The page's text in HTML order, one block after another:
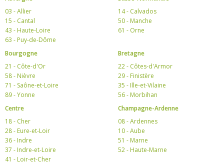
03 - Allier
15 - Cantal
43 - Haute-Loire
63 - Puy-de-Dôme
14 - Calvados
50 - Manche
61 - Orne
Bourgogne
21 - Côte-d'Or
58 - Nièvre
71 - Saône-et-Loire
89 - Yonne
Bretagne
22 - Côtes-d'Armor
29 - Finistère
35 - Ille-et-Vilaine
56 - Morbihan
Centre
18 - Cher
28 - Eure-et-Loir
36 - Indre
37 - Indre-et-Loire
41 - Loir-et-Cher
Champagne-Ardenne
08 - Ardennes
10 - Aube
51 - Marne
52 - Haute-Marne